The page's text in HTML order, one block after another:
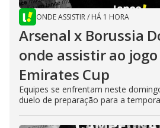
ONDE ASSISTIR/ HÁ 1 HORA
Arsenal x Borussia
onde assistir ao
Emirates Cup
Equipes se enfrentam neste
duelo de preparação para a